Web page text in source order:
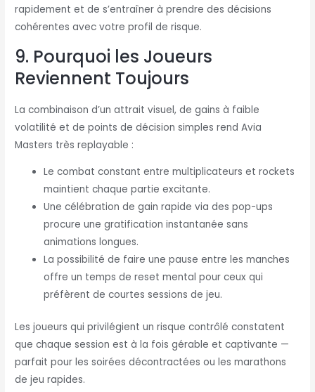
rapidement et de s’entraîner à prendre des décisions
cohérentes avec votre profil de risque.
9. Pourquoi les Joueurs
Reviennent Toujours
La combinaison d’un attrait visuel, de gains à faible
volatilité et de points de décision simples rend Avia
Masters très replayable :
Le combat constant entre multiplicateurs et rockets
maintient chaque partie excitante.
Une célébration de gain rapide via des pop-ups
procure une gratification instantanée sans
animations longues.
La possibilité de faire une pause entre les manches
offre un temps de reset mental pour ceux qui
préfèrent de courtes sessions de jeu.
Les joueurs qui privilégient un risque contrôlé constatent
que chaque session est à la fois gérable et captivante —
parfait pour les soirées décontractées ou les marathons
de jeu rapides.